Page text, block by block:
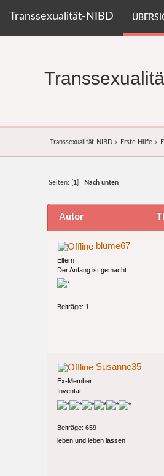
Transsexualität-NIBD
Transsexualität-NIBD» Erste Hilfe »
Seiten: [ 1 Nach unten
Autor
blume67
Eltern
Der Anfang ist gemacht
Beiträge: 1
Susanne35
Ex-Member
Inventar
Beiträge: 659
leben und leben lassen